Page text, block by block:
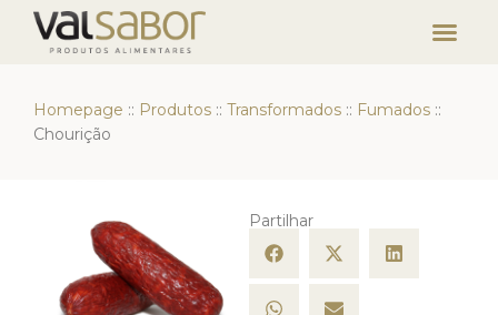
Homepage :: Produtos :: Transformados :: Fumados ::
Chourição
Partilhar